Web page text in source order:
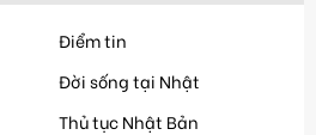
Điểm tin
Đời sống tại Nhật
Thủ tục Nhật Bản